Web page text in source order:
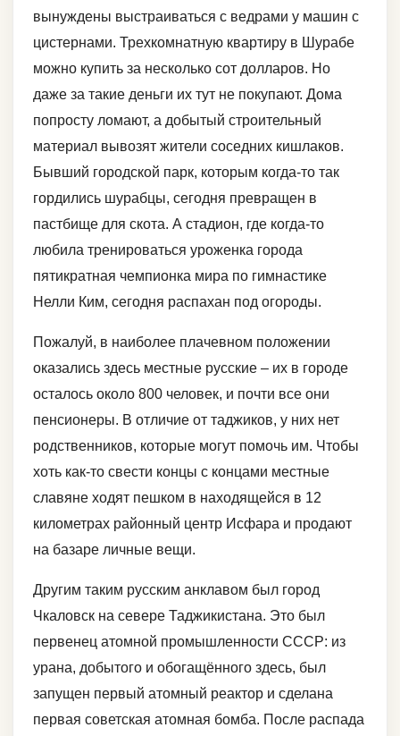
вынуждены выстраиваться с ведрами у машин с
цистернами. Трехкомнатную квартиру в Шурабе
можно купить за несколько сот долларов. Но
даже за такие деньги их тут не покупают. Дома
попросту ломают, а добытый строительный
материал вывозят жители соседних кишлаков.
Бывший городской парк, которым когда-то так
гордились шурабцы, сегодня превращен в
пастбище для скота. А стадион, где когда-то
любила тренироваться уроженка города
пятикратная чемпионка мира по гимнастике
Нелли Ким, сегодня распахан под огороды.
Пожалуй, в наиболее плачевном положении
оказались здесь местные русские – их в городе
осталось около 800 человек, и почти все они
пенсионеры. В отличие от таджиков, у них нет
родственников, которые могут помочь им. Чтобы
хоть как-то свести концы с концами местные
славяне ходят пешком в находящейся в 12
километрах районный центр Исфара и продают
на базаре личные вещи.
Другим таким русским анклавом был город
Чкаловск на севере Таджикистана. Это был
первенец атомной промышленности СССР: из
урана, добытого и обогащённого здесь, был
запущен первый атомный реактор и сделана
первая советская атомная бомба. После распада